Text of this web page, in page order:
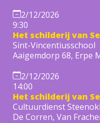
2/12/2026
9:30
Het schilderij van
Sint-Vincentiusschool
Aaigemdorp 68, Erpe
2/12/2026
14:00
Het schilderij van
Cultuurdienst
De Corren, Van